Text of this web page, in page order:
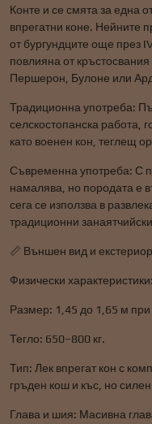
Конте и се смята за една
впрегатни коне. Нейните
от бургундците още през
повлияна от кръстосвания
Першерон, Булоне или
Традиционна употреба:
селскостопанска работа,
като военен кон, теглещ
Съвременна употреба: С
намалява, но породата е
сега се използва в
традиционни
📏 Външен вид и екстериор
Физически характеристики:
Размер: 1,45 до 1,65 м
Тегло: 650–800 кг.
Тип: Лек впрегат кон с
гръден кош и къс, но
Глава и шия: Масивна